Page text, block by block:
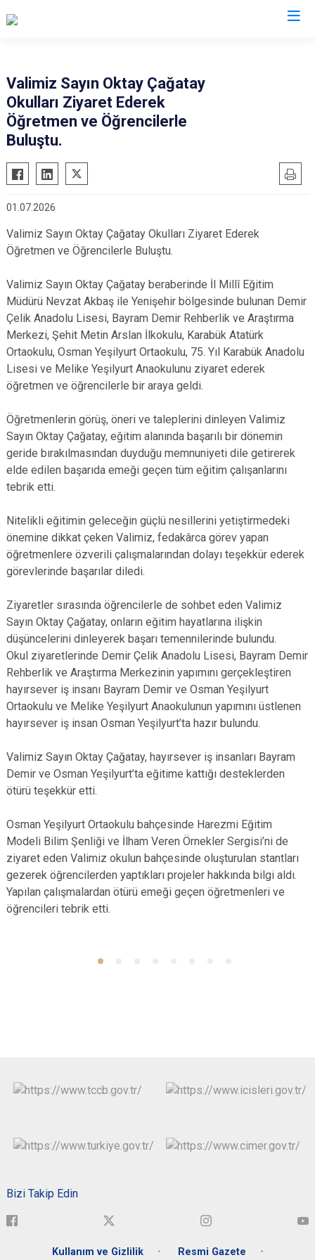
Valimiz Sayın Oktay Çağatay
Okulları Ziyaret Ederek
Öğretmen ve Öğrencilerle
Buluştu.
01.07.2026
Valimiz Sayın Oktay Çağatay Okulları Ziyaret Ederek
Öğretmen ve Öğrencilerle Buluştu.
Valimiz Sayın Oktay Çağatay beraberinde İl Millî Eğitim
Müdürü Nevzat Akbaş ile Yenişehir bölgesinde bulunan Demir
Çelik Anadolu Lisesi, Bayram Demir Rehberlik ve Araştırma
Merkezi, Şehit Metin Arslan İlkokulu, Karabük Atatürk
Ortaokulu, Osman Yeşilyurt Ortaokulu, 75. Yıl Karabük Anadolu
Lisesi ve Melike Yeşilyurt Anaokulunu ziyaret ederek
öğretmen ve öğrencilerle bir araya geldi.
Öğretmenlerin görüş, öneri ve taleplerini dinleyen Valimiz
Sayın Oktay Çağatay, eğitim alanında başarılı bir dönemin
geride bırakılmasından duyduğu memnuniyeti dile getirerek
elde edilen başarıda emeği geçen tüm eğitim çalışanlarını
tebrik etti.
Nitelikli eğitimin geleceğin güçlü nesillerini yetiştirmedeki
önemine dikkat çeken Valimiz, fedakârca görev yapan
öğretmenlere özverili çalışmalarından dolayı teşekkür ederek
görevlerinde başarılar diledi.
Ziyaretler sırasında öğrencilerle de sohbet eden Valimiz
Sayın Oktay Çağatay, onların eğitim hayatlarına ilişkin
düşüncelerini dinleyerek başarı temennilerinde bulundu.
Okul ziyaretlerinde Demir Çelik Anadolu Lisesi, Bayram Demir
Rehberlik ve Araştırma Merkezinin yapımını gerçekleştiren
hayırsever iş insanı Bayram Demir ve Osman Yeşilyurt
Ortaokulu ve Melike Yeşilyurt Anaokulunun yapımını üstlenen
hayırsever iş insan Osman Yeşilyurt’ta hazır bulundu.
Valimiz Sayın Oktay Çağatay, hayırsever iş insanları Bayram
Demir ve Osman Yeşilyurt’ta eğitime kattığı desteklerden
ötürü teşekkür etti.
Osman Yeşilyurt Ortaokulu bahçesinde Harezmi Eğitim
Modeli Bilim Şenliği ve İlham Veren Örnekler Sergisi’ni de
ziyaret eden Valimiz okulun bahçesinde oluşturulan stantları
gezerek öğrencilerden yaptıkları projeler hakkında bilgi aldı.
Yapılan çalışmalardan ötürü emeği geçen öğretmenleri ve
öğrencileri tebrik etti.
Bizi Takip Edin
Kullanım ve Gizlilik Resmi Gazete